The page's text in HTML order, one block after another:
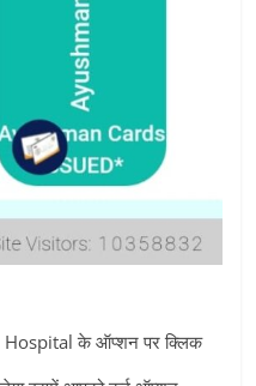
Hospital के ऑप्‍शन पर क्लिक